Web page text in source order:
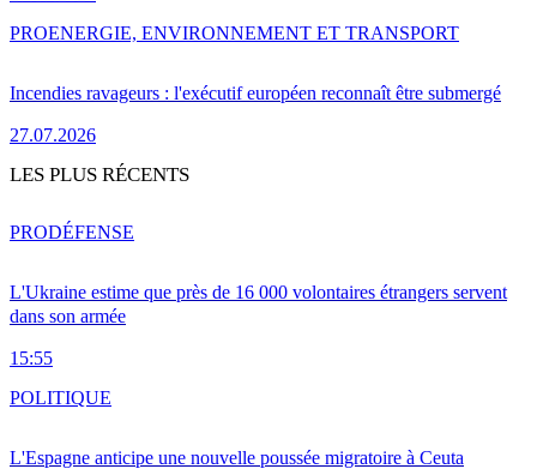
Incendies ravageurs : l'exécutif européen reconnaît être submergé
27.07.2026
PROENERGIE, ENVIRONNEMENT ET TRANSPORT
LES PLUS RÉCENTS
L'Ukraine estime que près de 16 000 volontaires étrangers servent
dans son armée
15:55
PRODÉFENSE
L'Espagne anticipe une nouvelle poussée migratoire à Ceuta
POLITIQUE